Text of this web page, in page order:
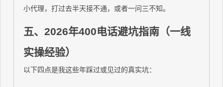
小代理，打过去半天接不通，或者一问三不知。
五、2026年400电话避坑指南（一线
实操经验）
以下四点是我这些年踩过或见过的真实坑：